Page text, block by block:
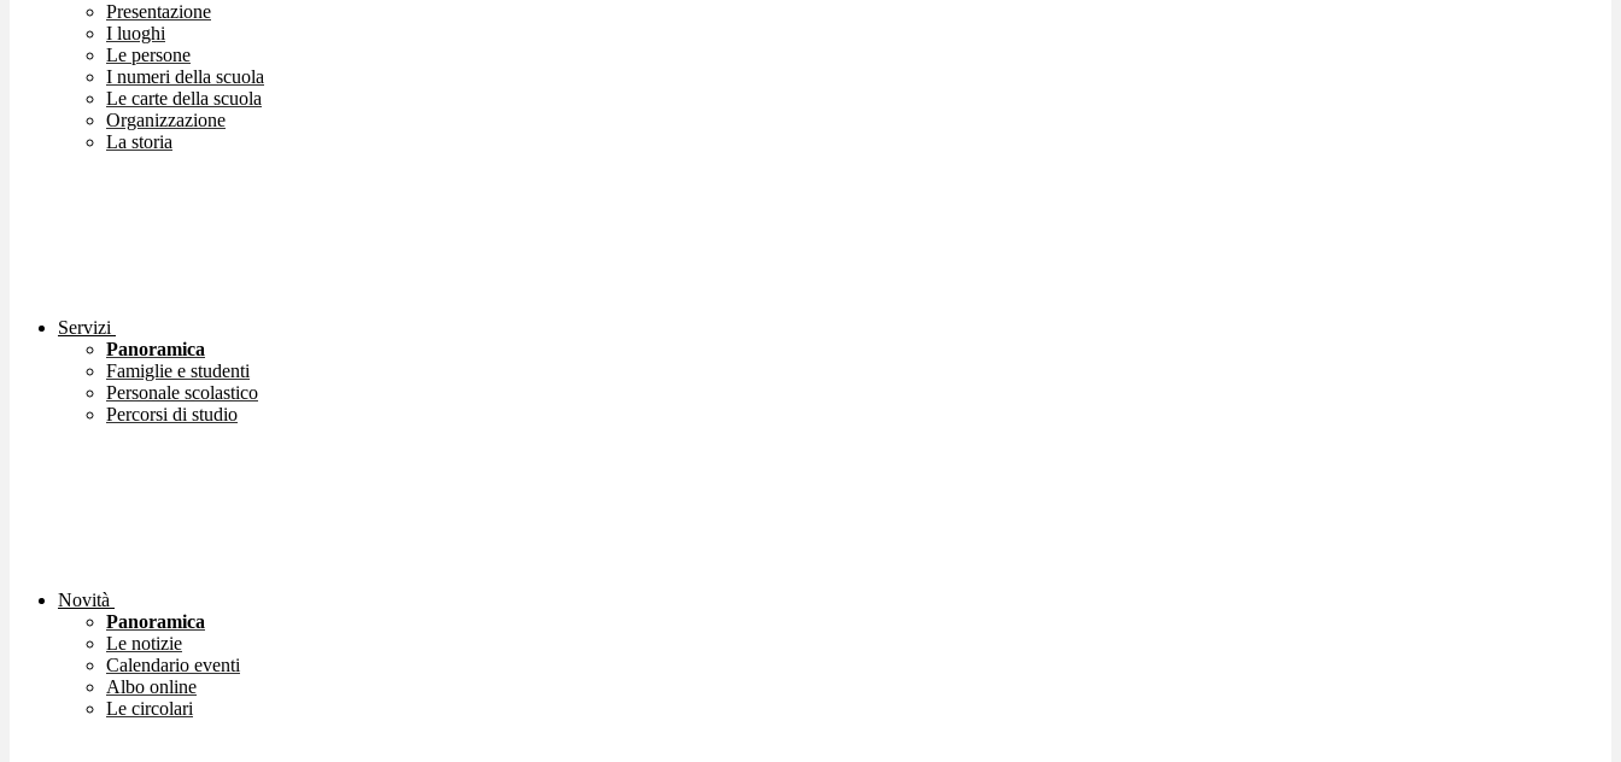
Presentazione
I luoghi
Le persone
I numeri della scuola
Le carte della scuola
Organizzazione
La storia
Servizi
Panoramica
Famiglie e studenti
Personale scolastico
Percorsi di studio
Novità
Panoramica
Le notizie
Calendario eventi
Albo online
Le circolari